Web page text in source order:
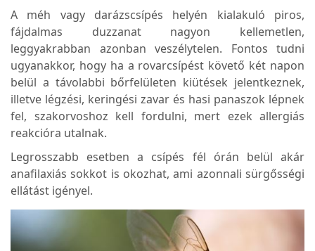
A méh vagy darázscsípés helyén kialakuló piros,
fájdalmas duzzanat nagyon kellemetlen,
leggyakrabban azonban veszélytelen. Fontos tudni
ugyanakkor, hogy ha a rovarcsípést követő két napon
belül a távolabbi bőrfelületen kiütések jelentkeznek,
illetve légzési, keringési zavar és hasi panaszok lépnek
fel, szakorvoshoz kell fordulni, mert ezek allergiás
reakcióra utalnak.
Legrosszabb esetben a csípés fél órán belül akár
anafilaxiás sokkot is okozhat, ami azonnali sürgősségi
ellátást igényel.